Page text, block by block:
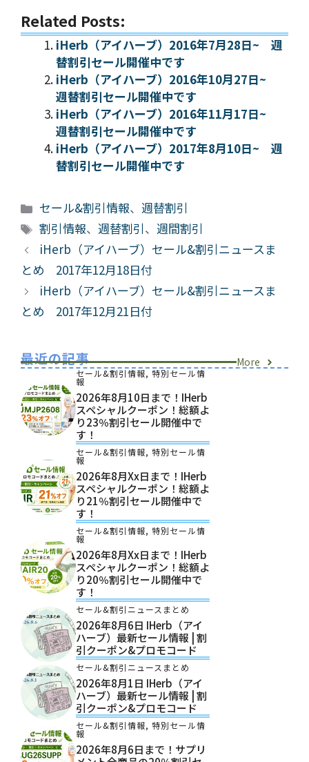
Related Posts:
iHerb（アイハーブ）2016年7月28日~ 週
替割引セール開催中です
iHerb（アイハーブ）2016年10月27日~
週替割引セール開催中です
iHerb（アイハーブ）2016年11月17日~
週替割引セール開催中です
iHerb（アイハーブ）2017年8月10日~ 週
替割引セール開催中です
カ
テ
ゴ
リ
ー
セール&割引情報、週替割引
タ
グ
割引情報、週替割引、週間割引
iHerb（アイハーブ）セール&割引ニュースま
とめ 2017年12月18日付
iHerb（アイハーブ）セール&割引ニュースま
とめ 2017年12月21日付
最近の記事 More
セール&割引情報, 特別セール情
報
2026年8月10日まで！iHerb
スペシャルクーポン！総額よ
り23％割引セール開催中で
す！
セール&割引情報, 特別セール情
報
2026年8月xx日まで！iHerb
スペシャルクーポン！総額よ
り21％割引セール開催中で
す！
セール&割引情報, 特別セール情
報
2026年8月xx日まで！iHerb
スペシャルクーポン！総額よ
り20％割引セール開催中で
す！
セール&割引ニュースまとめ
2026年8月6日 IHerb（アイ
ハーブ）最新セール情報 | 割
引クーポン&プロモコード
セール&割引ニュースまとめ
2026年8月1日 IHerb（アイ
ハーブ）最新セール情報 | 割
引クーポン&プロモコード
セール&割引情報, 特別セール情
報
2026年8月6日まで！サプリ